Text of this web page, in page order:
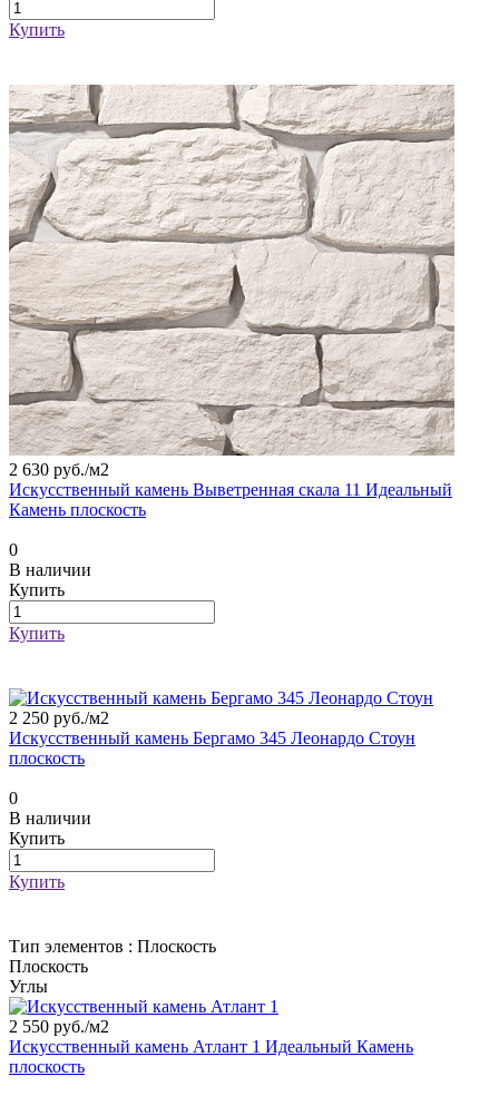
Купить
2 630 руб./м2
Искусственный камень Выветренная скала 11 Идеальный
Камень плоскость
0
В наличии
Купить
Купить
2 250 руб./м2
Искусственный камень Бергамо 345 Леонардо Стоун
плоскость
0
В наличии
Купить
Купить
Тип элементов : Плоскость
Плоскость
Углы
2 550 руб./м2
Искусственный камень Атлант 1 Идеальный Камень
плоскость